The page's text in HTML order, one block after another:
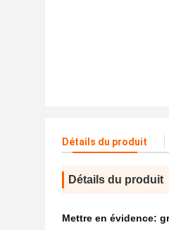
Détails du produit
Détails du produit
Mettre en évidence: